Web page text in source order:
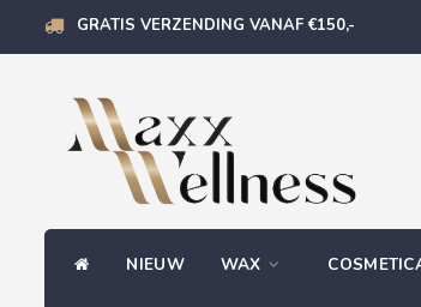
GRATIS VERZENDING VANAF €150,-
NIEUW WAX